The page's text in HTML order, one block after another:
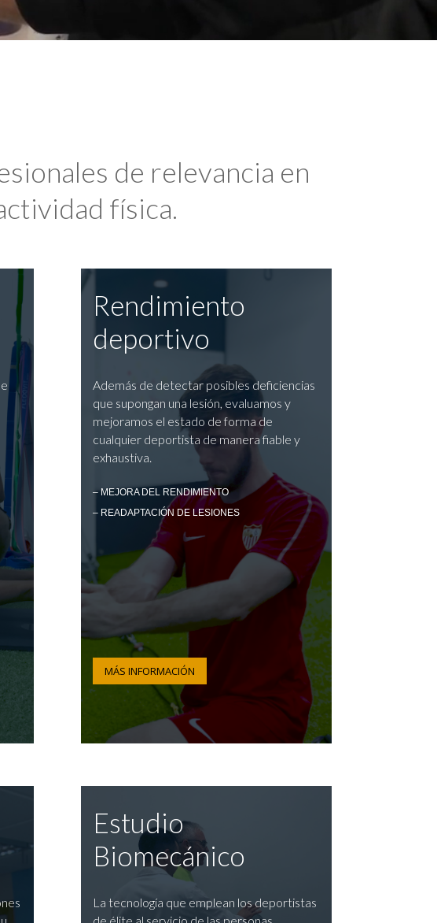
de relevancia en
física.
Rendimiento
deportivo
Además de detectar posibles deficiencias
que supongan una lesión, evaluamos y
mejoramos el estado de forma de
cualquier deportista de manera fiable y
exhaustiva.
– MEJORA DEL RENDIMIENTO
– READAPTACIÓN DE LESIONES
MÁS INFORMACIÓN
Estudio
Biomecánico
La tecnología que emplean los deportistas
de élite al servicio de las personas.